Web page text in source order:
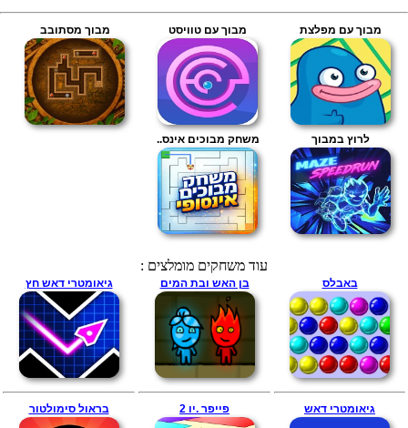
מבוך עם מפלצת מבוך עם טוויסט מבוך מסתובב
לרוץ במבוך משחק מבוכים אינס..
עוד משחקים מומלצים :
באבלס בן האש ובת המים גיאומטרי דאש חץ
גיאומטרי דאש פייפר .יו 2 בראול סימולטור